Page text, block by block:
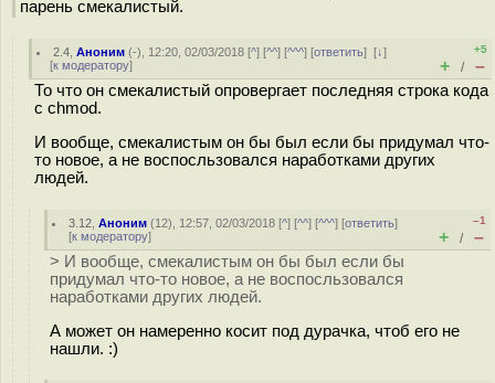
парень смекалистый.
2.4 ,Аноним (-), 12:20, 02/03/2018 [^] [^^] [^^^] [ответить][↓]
[к модератору]
+5
+ / –
То что он смекалистый опровергает последняя строка кода
с chmod.
И вообще, смекалистым он бы был если бы придумал что-
то новое, а не воспосльзовался наработками других
людей.
3.12 ,Аноним (12), 12:57, 02/03/2018 [^] [^^] [^^^] [ответить]
[к модератору]
–1
+ / –
> И вообще, смекалистым он бы был если бы
придумал что-то новое, а не воспосльзовался
наработками других людей.
А может он намеренно косит под дурачка, чтоб его не
нашли. :)